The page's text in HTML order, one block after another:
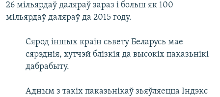
26 мільярдаў даляраў зараз і больш як 100
мільярдаў даляраў да 2015 году.
Сярод іншых краін сьвету Беларусь мае
сярэднія, хутчэй блізкія да высокіх паказьнікі
дабрабыту.
Адным з такіх паказьнікаў зьяўляецца Індэкс